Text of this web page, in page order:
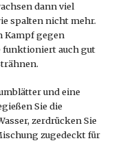
dann viel
spalten nicht mehr.
Kampf gegen
funktioniert auch gut
und eine
Sie die
zerdrücken Sie
zugedeckt für